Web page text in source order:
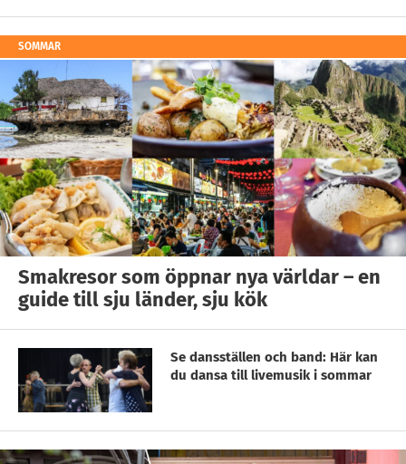
SOMMAR
Smakresor som öppnar nya världar – en
guide till sju länder, sju kök
Se dansställen och band: Här kan
du dansa till livemusik i sommar